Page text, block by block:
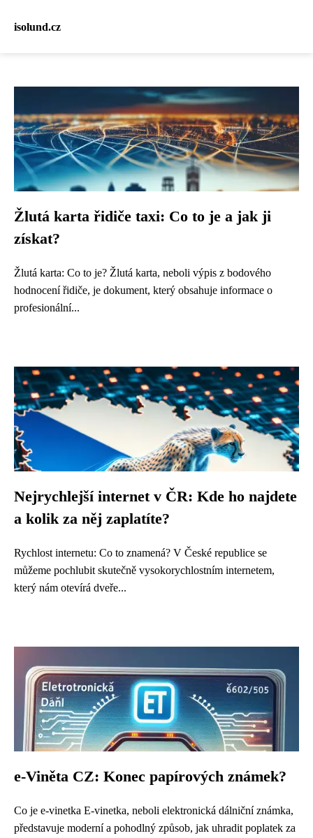
isolund.cz
Žlutá karta řidiče taxi: Co to je a jak ji
získat?
Žlutá karta: Co to je? Žlutá karta, neboli výpis z bodového
hodnocení řidiče, je dokument, který obsahuje informace o
profesionální...
Nejrychlejší internet v ČR: Kde ho najdete
a kolik za něj zaplatíte?
Rychlost internetu: Co to znamená? V České republice se
můžeme pochlubit skutečně vysokorychlostním internetem,
který nám otevírá dveře...
e-Viněta CZ: Konec papírových známek?
Co je e-vinetka E-vinetka, neboli elektronická dálniční známka,
představuje moderní a pohodlný způsob, jak uhradit poplatek za